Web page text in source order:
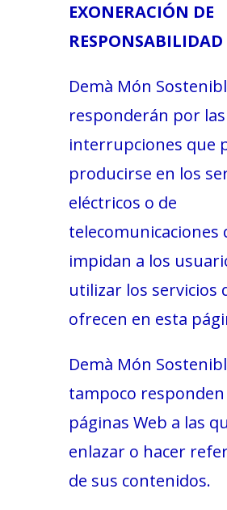
EXONERACIÓN DE
RESPONSABILIDAD
Demà Món
responderán por las
interrupciones que
producirse en los
eléctricos o de
telecomunicaciones
impidan a los
utilizar los servicios
ofrecen en esta
Demà Món
tampoco responden
páginas Web a las
enlazar o hacer
de sus contenidos.